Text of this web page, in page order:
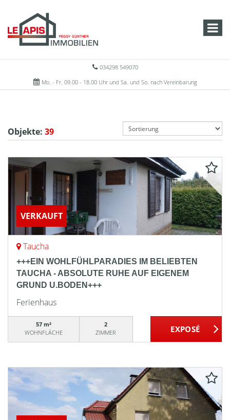
034298 549070
Mo. - Fr. 09.00 - 18.00 Uhr und Sa. und So. nach Vereinbarung
Objekte: 39
VERKAUFT
Taucha
+++EIN WOHLFÜHLPARADIES IM BELIEBTEN
TAUCHA - ABSOLUTE RUHE AUF EIGENEM
GRUND U.BODEN+++
Ferienhaus
57 m²
WOHNFLÄCHE
2
ZIMMER